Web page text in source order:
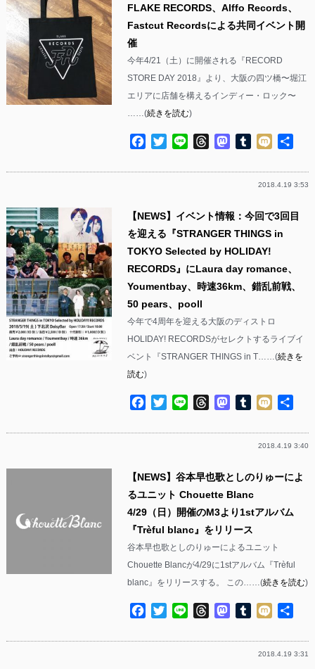
FLAKE RECORDS、Alffo Records、
Fastcut Recordsによる共同イベント開
催
今年4/21（土）に開催される『RECORD
STORE DAY 2018』より、大阪の四ツ橋〜堀江
エリアに店舗を構えるインディー・ロック〜
……(続きを読む)
Facebook
TwitterLine ThreadsMastodon
Tumblr
Mixi
2018.4.19 3:53
【NEWS】イベント情報：今回で3回目
を迎える『STRANGER THINGS in
TOKYO Selected by HOLIDAY!
RECORDS』にLaura day romance、
Youmentbay、時速36km、錯乱前戦、
50 pears、pooll
今年で4周年を迎える大阪のディストロ
HOLIDAY! RECORDSがセレクトするライブイ
ベント『STRANGER THINGS in T……(続きを
読む)
Facebook
TwitterLine ThreadsMastodon
Tumblr
Mixi
2018.4.19 3:40
【NEWS】谷本早也歌としのりゅーによ
るユニット Chouette Blanc
4/29（日）開催のM3より1stアルバム
『Trèful blanc』をリリース
谷本早也歌としのりゅーによるユニット
Chouette Blancが4/29に1stアルバム『Trèful
blanc』をリリースする。 この……(続きを読む)
Facebook
TwitterLine ThreadsMastodon
Tumblr
Mixi
2018.4.19 3:31